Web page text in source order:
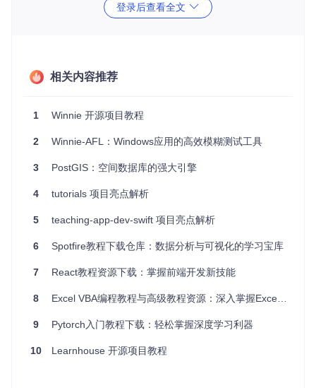
或使用 Yarn 启动：
监听的端口或其他初始化信息。
应用案例和最佳实践
案例一：微服务部署
Winnie
支持微服务架构，你可以将各个服务独立部
署，利用其提供的配置管理能力，实现动态调整服务实例。
最佳实践：环境配置管理
推荐使用
.env文件存储环境变量，并在启动前加载它们。
保持生产环境和开发环境配置分离，以增强安全性。
登录后查看全文
相关内容推荐
1 Winnie 开源项目教程
2 Winnie-AFL：Windows应用的高效模糊测试工具
3 PostGIS：空间数据库的强大引擎
4 tutorials 项目亮点解析
5 teaching-app-dev-swift 项目亮点解析
6 Spotfire教程下载仓库：数据分析与可视化的学习宝库
7 React教程资源下载：掌握前端开发新技能
8 Excel VBA编程教程与高级教程资源：深入掌握Excel自动化利器
9 Pytorch入门教程下载：轻松掌握深度学习利器
10 Learnhouse 开源项目教程